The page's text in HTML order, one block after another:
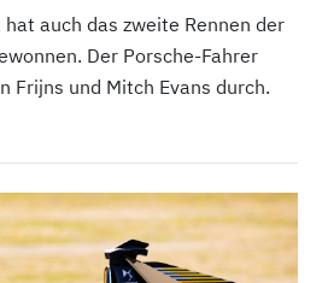
auch das zweite Rennen der
Der Porsche-Fahrer
Frijns und Mitch Evans durch.